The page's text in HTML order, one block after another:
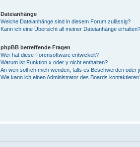
Dateianhänge
Welche Dateianhänge sind in diesem Forum zulässig?
Kann ich eine Übersicht all meiner Dateianhänge erhalten?
phpBB betreffende Fragen
Wer hat diese Forensoftware entwickelt?
Warum ist Funktion x oder y nicht enthalten?
An wen soll ich mich wenden, falls es Beschwerden oder
Wie kann ich einen Administrator des Boards